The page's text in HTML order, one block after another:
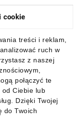
cookie
treści i reklam,
ruch w
z naszej
połączyć te
od Ciebie lub
Dzięki Twojej
do Twoich